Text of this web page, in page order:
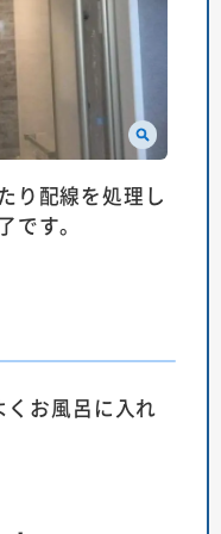
り配線を処理し
です。
くお風呂に入れ